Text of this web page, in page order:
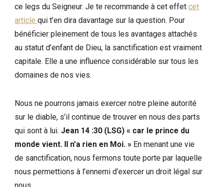
ce legs du Seigneur. Je te recommande à cet effet cet
article qui t’en dira davantage sur la question. Pour
bénéficier pleinement de tous les avantages attachés
au statut d’enfant de Dieu, la sanctification est vraiment
capitale. Elle a une influence considérable sur tous les
domaines de nos vies.
Nous ne pourrons jamais exercer notre pleine autorité
sur le diable, s’il continue de trouver en nous des parts
qui sont à lui. Jean 14 :30 (LSG) « car le prince du
monde vient. Il n’a rien en Moi. » En menant une vie
de sanctification, nous fermons toute porte par laquelle
nous permettions à l’ennemi d’exercer un droit légal sur
nous.